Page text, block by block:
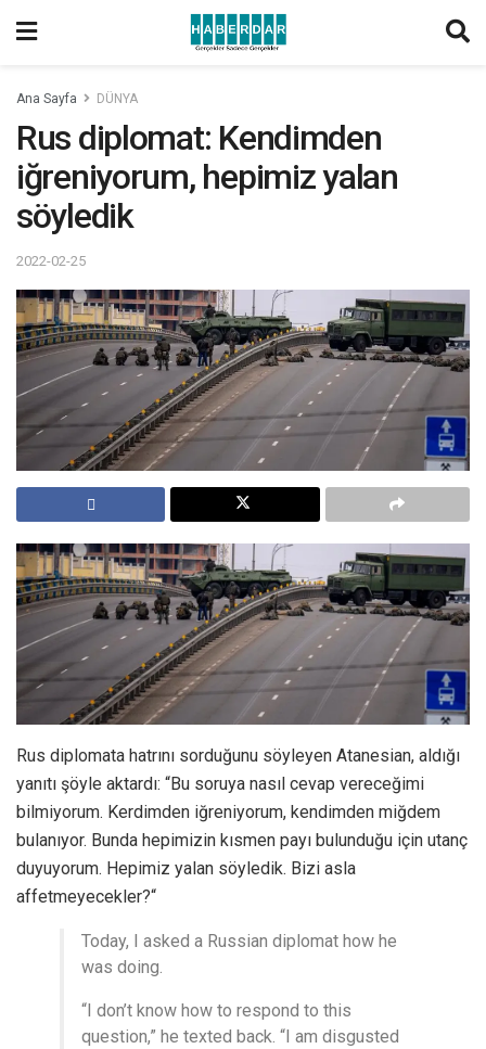
Ana Sayfa DÜNYA
Rus diplomat: Kendimden
iğreniyorum, hepimiz yalan
söyledik
2022-02-25
Rus diplomata hatrını sorduğunu söyleyen Atanesian, aldığı
yanıtı şöyle aktardı: “Bu soruya nasıl cevap vereceğimi
bilmiyorum. Kerdimden iğreniyorum, kendimden miğdem
bulanıyor. Bunda hepimizin kısmen payı bulunduğu için utanç
duyuyorum. Hepimiz yalan söyledik. Bizi asla
affetmeyecekler?“
Today, I asked a Russian diplomat how he
was doing.
“I don’t know how to respond to this
question,” he texted back. “I am disgusted